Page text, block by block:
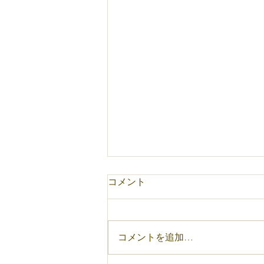
今週の予定
コメント
コメントを追加…